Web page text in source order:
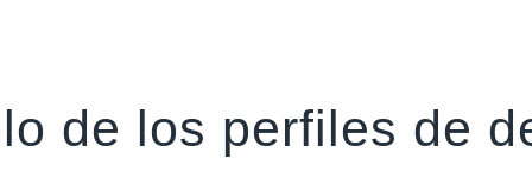
de los perfiles de